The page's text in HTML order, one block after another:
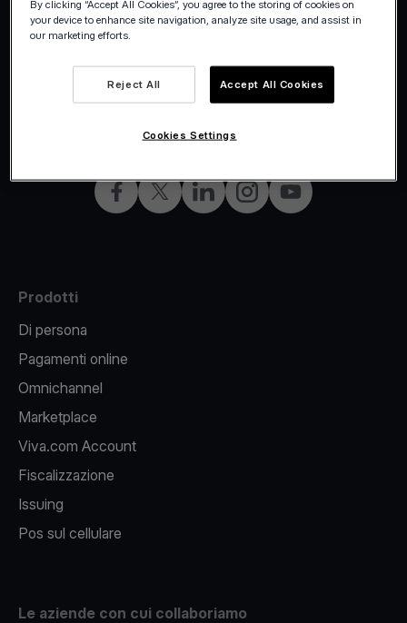
©2026 Viva.com
Facebook
X LinkedInInstagramYouTube
Italy
Prodotti
Di persona
Pagamenti online
Omnichannel
Marketplace
Viva.com Account
Fiscalizzazione
Issuing
Pos sul cellulare
Le aziende con cui collaboriamo
By clicking “Accept All Cookies”, you agree to the storing of cookies on
your device to enhance site navigation, analyze site usage, and assist in
our marketing efforts.
Reject All Accept All Cookies
Cookies Settings